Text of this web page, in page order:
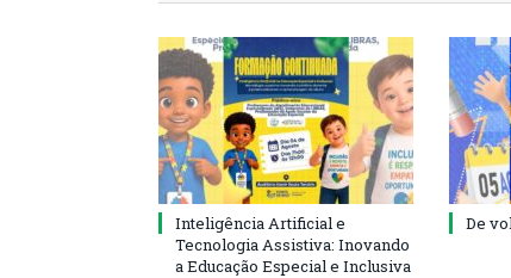
Inteligência Artificial e
Tecnologia Assistiva: Inovando
a Educação Especial e Inclusiva
De